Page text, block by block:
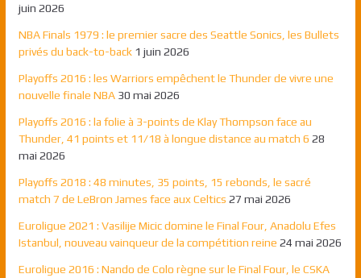
juin 2026
NBA Finals 1979 : le premier sacre des Seattle Sonics, les Bullets
privés du back-to-back 1 juin 2026
Playoffs 2016 : les Warriors empêchent le Thunder de vivre une
nouvelle finale NBA 30 mai 2026
Playoffs 2016 : la folie à 3-points de Klay Thompson face au
Thunder, 41 points et 11/18 à longue distance au match 6 28
mai 2026
Playoffs 2018 : 48 minutes, 35 points, 15 rebonds, le sacré
match 7 de LeBron James face aux Celtics 27 mai 2026
Euroligue 2021 : Vasilije Micic domine le Final Four, Anadolu Efes
Istanbul, nouveau vainqueur de la compétition reine 24 mai 2026
Euroligue 2016 : Nando de Colo règne sur le Final Four, le CSKA